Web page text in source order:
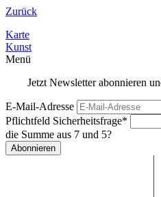
Zurück
Karte
Kunst
Menü
Jetzt Newsletter abonnieren
E-Mail-Adresse
Pflichtfeld Sicherheitsfrage*
die Summe aus 7 und 5?
Abonnieren